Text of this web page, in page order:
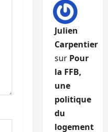
Julien
Carpentier
sur Pour
la FFB,
une
politique
du
logement